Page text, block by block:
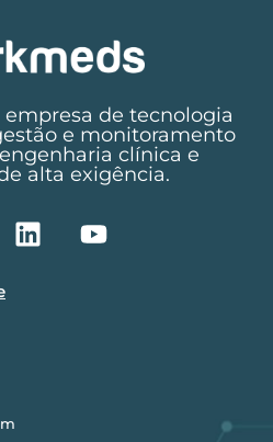
de tecnologia
e monitoramento
clínica e
alta exigência.